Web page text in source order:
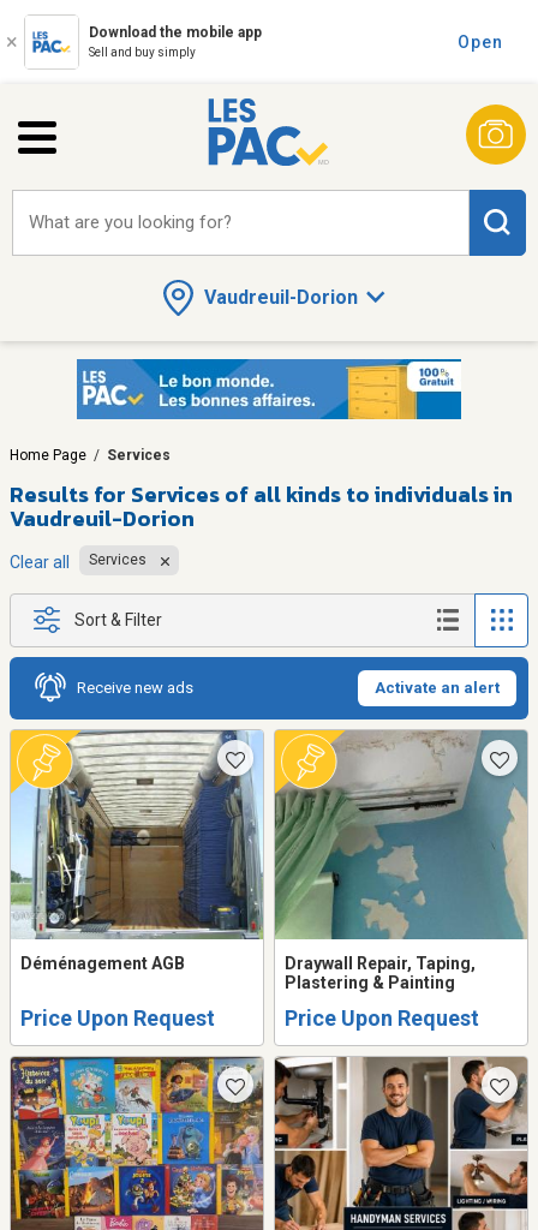
Download the mobile app
Sell and buy simply
Open
Vaudreuil-Dorion
What are you looking for?
Home Page / Services
Results for Services of all kinds to individuals in
Vaudreuil-Dorion
Clear all Services
Sort & Filter
Receive new ads Activate an alert
Déménagement AGB
Price Upon Request
Draywall Repair, Taping,
Plastering & Painting
Price Upon Request